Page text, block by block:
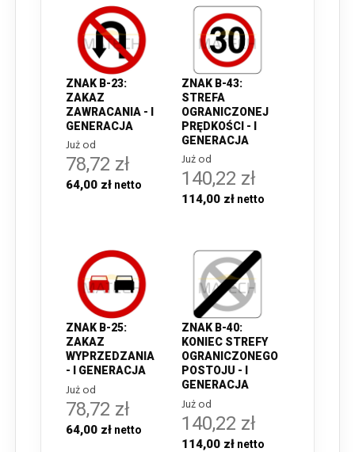
ZNAK B-23:
ZAKAZ
ZAWRACANIA - I
GENERACJA
Już od
78,72 zł
64,00 zł
ZNAK B-43:
STREFA
OGRANICZONEJ
PRĘDKOŚCI - I
GENERACJA
Już od
140,22 zł
114,00 zł
ZNAK B-25:
ZAKAZ
WYPRZEDZANIA
- I GENERACJA
Już od
78,72 zł
64,00 zł
ZNAK B-40:
KONIEC STREFY
OGRANICZONEGO
POSTOJU - I
GENERACJA
Już od
140,22 zł
114,00 zł